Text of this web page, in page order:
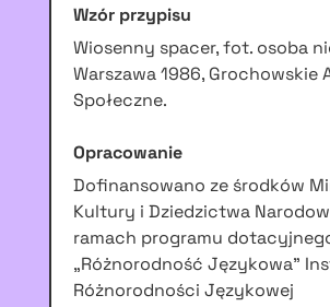
Wzór przypisu
Wiosenny spacer, fot. osoba
Warszawa 1986, Grochowskie
Społeczne.
Opracowanie
Dofinansowano ze środków
Kultury i Dziedzictwa
ramach programu
„Różnorodność Językowa”
Różnorodności Językowej